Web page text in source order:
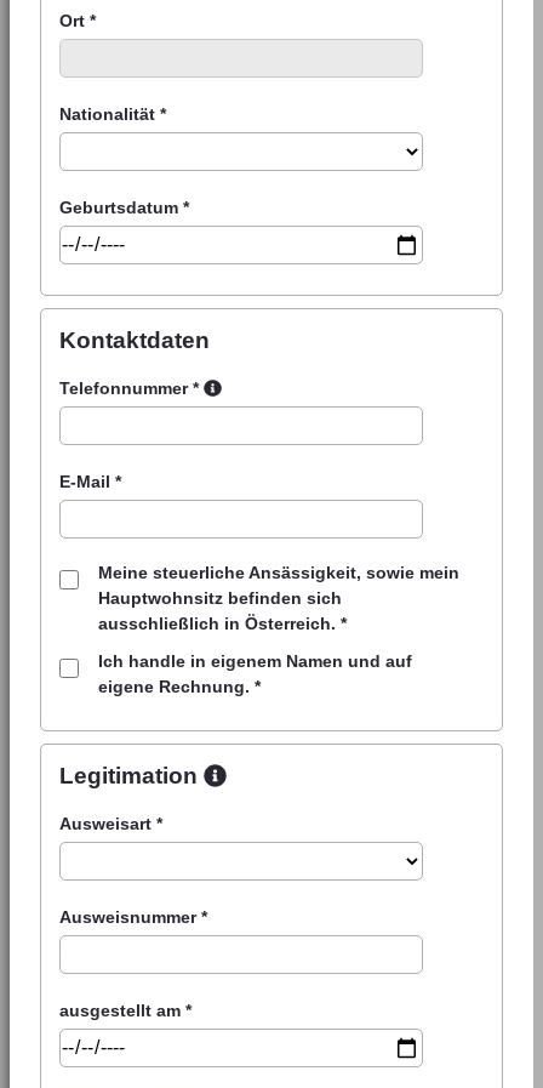
Ort *
Nationalität *
Geburtsdatum *
Kontaktdaten
Telefonnummer *
E-Mail *
Meine steuerliche Ansässigkeit, sowie mein
Hauptwohnsitz befinden sich
ausschließlich in Österreich. *
Ich handle in eigenem Namen und auf
eigene Rechnung. *
Legitimation
Ausweisart *
Ausweisnummer *
ausgestellt am *